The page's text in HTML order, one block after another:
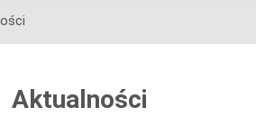
Aktualności